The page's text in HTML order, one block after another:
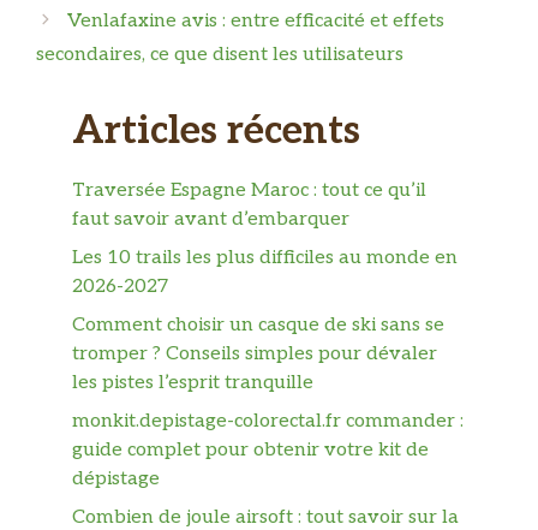
Venlafaxine avis : entre efficacité et effets
secondaires, ce que disent les utilisateurs
Articles récents
Traversée Espagne Maroc : tout ce qu’il
faut savoir avant d’embarquer
Les 10 trails les plus difficiles au monde en
2026-2027
Comment choisir un casque de ski sans se
tromper ? Conseils simples pour dévaler
les pistes l’esprit tranquille
monkit.depistage-colorectal.fr commander :
guide complet pour obtenir votre kit de
dépistage
Combien de joule airsoft : tout savoir sur la